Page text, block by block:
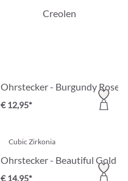
Creolen
Ohrstecker - Burgundy Rose
€ 12,95*
Cubic Zirkonia
Ohrstecker - Beautiful Gold
€ 14,95*